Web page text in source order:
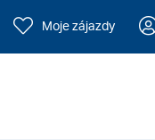
Moje zájazdy